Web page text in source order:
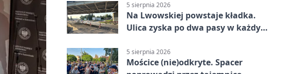
5 sierpnia 2026
Na Lwowskiej powstaje kładka.
Ulica zyska po dwa pasy w każdym
5 sierpnia 2026
Mościce (nie)odkryte. Spacer